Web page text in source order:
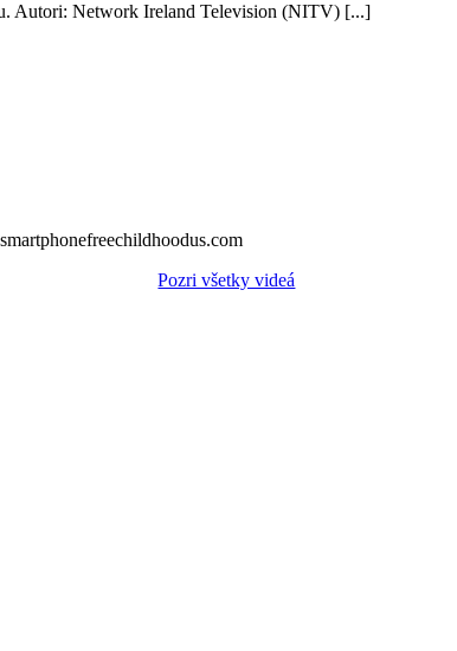
Autori: Network Ireland Television (NITV) [...]
Pozri všetky videá